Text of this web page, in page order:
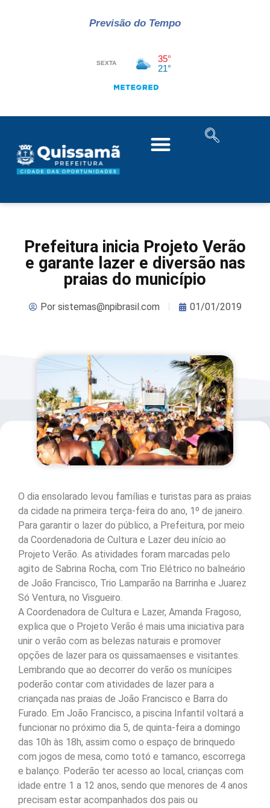
Previsão do Tempo
Prefeitura inicia Projeto Verão
e garante lazer e diversão nas
praias do município
Porsistemas@npibrasil.com 01/01/2019
O dia ensolarado levou famílias e turistas para as praias
da cidade na primeira terça-feira do ano, 1º de janeiro.
Para garantir o lazer do público, a Prefeitura, por meio
da Coordenadoria de Cultura e Lazer deu início ao
Projeto Verão. As atividades foram marcadas pelo
agito de Sabrina Rocha, com Trio Elétrico no balneário
de João Francisco, Trio Lamparão na Barrinha e Juarez
Só Ventura, no Visgueiro.
A Coordenadora de Cultura e Lazer, Amanda Fragoso,
explica que o Projeto Verão é mais uma iniciativa para
unir o verão com as belezas naturais e promover
opções de lazer para os quissamaenses e visitantes.
Lembrando que ao decorrer do verão os munícipes
poderão contar com atividades de lazer para a
criançada nas praias de João Francisco e Barra do
Furado. Em João Francisco, a piscina Infantil voltará a
funcionar no próximo dia 5, de quinta-feira a domingo
das 10h às 18h, assim como o espaço de brinquedo
com jogos de mesa, como totó e tamanco, escorrega
e balanço. Poderão ter acesso ao local, crianças com
idade entre 1 a 12 anos, sendo que menores de 4 anos
precisam estar acompanhados dos pais ou